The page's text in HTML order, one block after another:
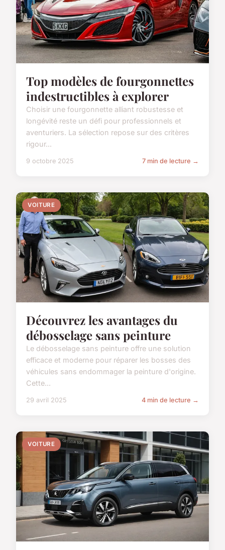
Top modèles de fourgonnettes
indestructibles à explorer
Choisir une fourgonnette alliant robustesse et
longévité reste un défi pour professionnels et
aventuriers. La sélection repose sur des critères
rigour...
9 octobre 2025 7 min de lecture →
VOITURE
Découvrez les avantages du
débosselage sans peinture
Le débosselage sans peinture offre une solution
efficace et moderne pour réparer les bosses des
véhicules sans endommager la peinture d'origine.
Cette...
29 avril 2025 4 min de lecture →
VOITURE